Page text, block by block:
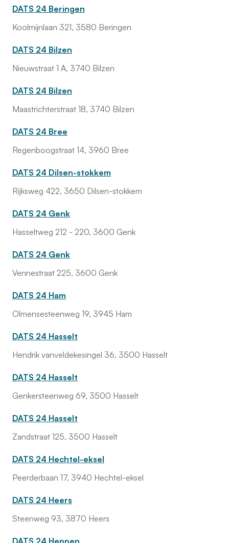
DATS 24 Beringen
Koolmijnlaan 321, 3580 Beringen
DATS 24 Bilzen
Nieuwstraat 1 A, 3740 Bilzen
DATS 24 Bilzen
Maastrichterstraat 18, 3740 Bilzen
DATS 24 Bree
Regenboogstraat 14, 3960 Bree
DATS 24 Dilsen-stokkem
Rijksweg 422, 3650 Dilsen-stokkem
DATS 24 Genk
Hasseltweg 212 - 220, 3600 Genk
DATS 24 Genk
Vennestraat 225, 3600 Genk
DATS 24 Ham
Olmensesteenweg 19, 3945 Ham
DATS 24 Hasselt
Hendrik vanveldekesingel 36, 3500 Hasselt
DATS 24 Hasselt
Genkersteenweg 69, 3500 Hasselt
DATS 24 Hasselt
Zandstraat 125, 3500 Hasselt
DATS 24 Hechtel-eksel
Peerderbaan 17, 3940 Hechtel-eksel
DATS 24 Heers
Steenweg 93, 3870 Heers
DATS 24 Heppen